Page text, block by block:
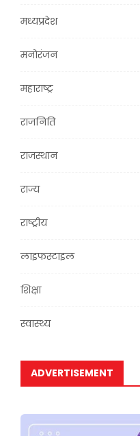
मध्यप्रदेश
मनोरंजन
महाराष्ट्र
राजनिति
राजस्थान
राज्य
राष्ट्रीय
लाइफस्टाइल
शिक्षा
स्वास्थ्य
ADVERTISEMENT